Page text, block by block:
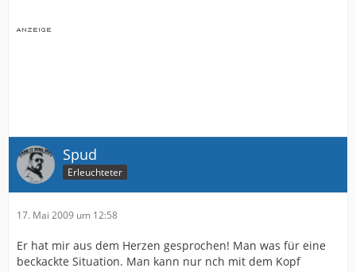
Spud
Erleuchteter
17. Mai 2009 um 12:58
Er hat mir aus dem Herzen gesprochen! Man was für eine
beckackte Situation. Man kann nur nch mit dem Kopf